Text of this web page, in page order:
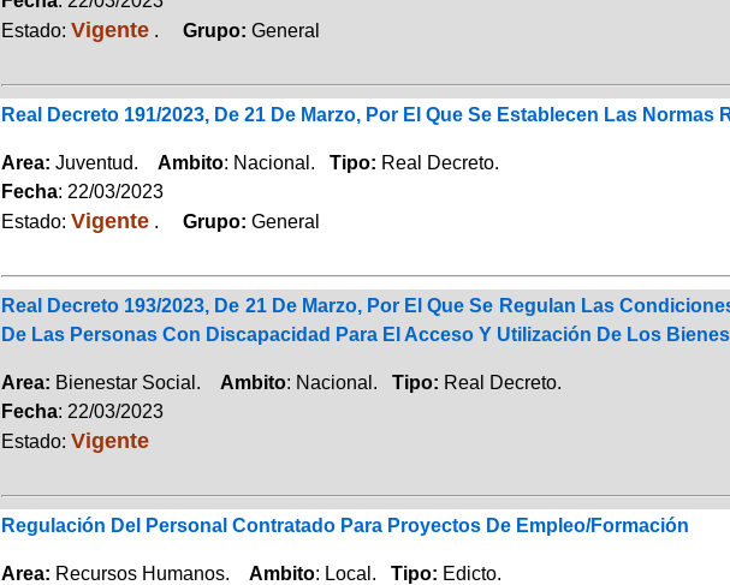
Estado: Vigente. Grupo: General
Real Decreto 191/2023, De 21 De Marzo, Por El Que Se Establecen Las
Area: Juventud. Ambito: Nacional. Tipo: Real Decreto.
Fecha: 22/03/2023
Estado: Vigente. Grupo: General
Real Decreto 193/2023, De 21 De Marzo, Por El Que Se Regulan Las
De Las Personas Con Discapacidad Para El Acceso Y Utilización De Los
Area: Bienestar Social. Ambito: Nacional. Tipo: Real Decreto.
Fecha: 22/03/2023
Estado: Vigente
Regulación Del Personal Contratado Para Proyectos De Empleo/Formación
Area: Recursos Humanos. Ambito: Local. Tipo: Edicto.